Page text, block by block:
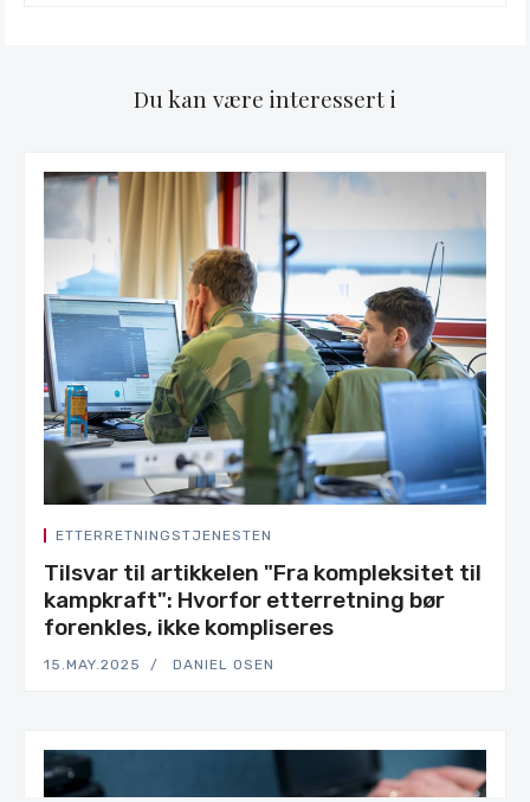
Du kan være interessert i
ETTERRETNINGSTJENESTEN
Tilsvar til artikkelen "Fra kompleksitet til
kampkraft": Hvorfor etterretning bør
forenkles, ikke kompliseres
15.MAY.2025 DANIEL OSEN